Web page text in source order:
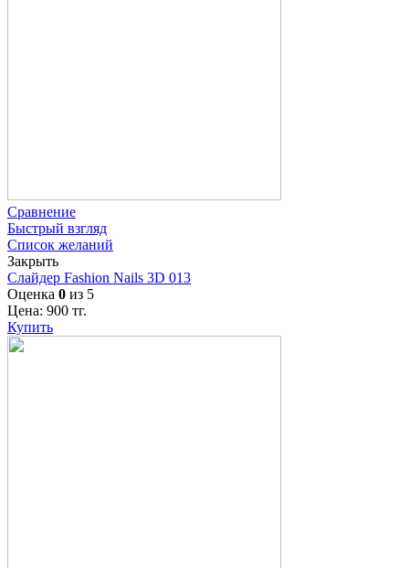
Сравнение
Быстрый взгляд
Список желаний
Закрыть
Слайдер Fashion Nails 3D 013
Оценка 0 из 5
Цена: 900 тг.
Купить